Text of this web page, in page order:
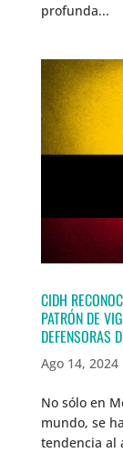
profunda...
CIDH
PATRÓN DE
DEFENSORAS
Ago 14, 2024
No sólo en
mundo, se
tendencia al